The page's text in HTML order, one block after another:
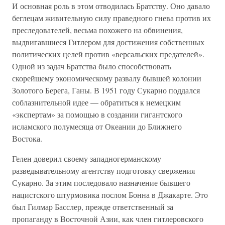
И основная роль в этом отводилась Братству. Оно давало
беглецам живительную силу праведного гнева против их
преследователей, весьма похожего на обвинения,
выдвигавшиеся Гитлером для достижения собственных
политических целей против «версальских предателей».
Одной из задач Братства было способствовать
скорейшему экономическому развалу бывшей колонии
Золотого Берега, Ганы. В 1951 году Сукарно поддался
соблазнительной идее — обратиться к немецким
«экспертам» за помощью в создании гигантского
исламского полумесяца от Океании до Ближнего
Востока.
Гелен доверил своему западногерманскому
разведывательному агентству подготовку свержения
Сукарно. За этим последовало назначение бывшего
нацистского штурмовика послом Бонна в Джакарте. Это
был Гилмар Басслер, прежде ответственный за
пропаганду в Восточной Азии, как член гитлеровского